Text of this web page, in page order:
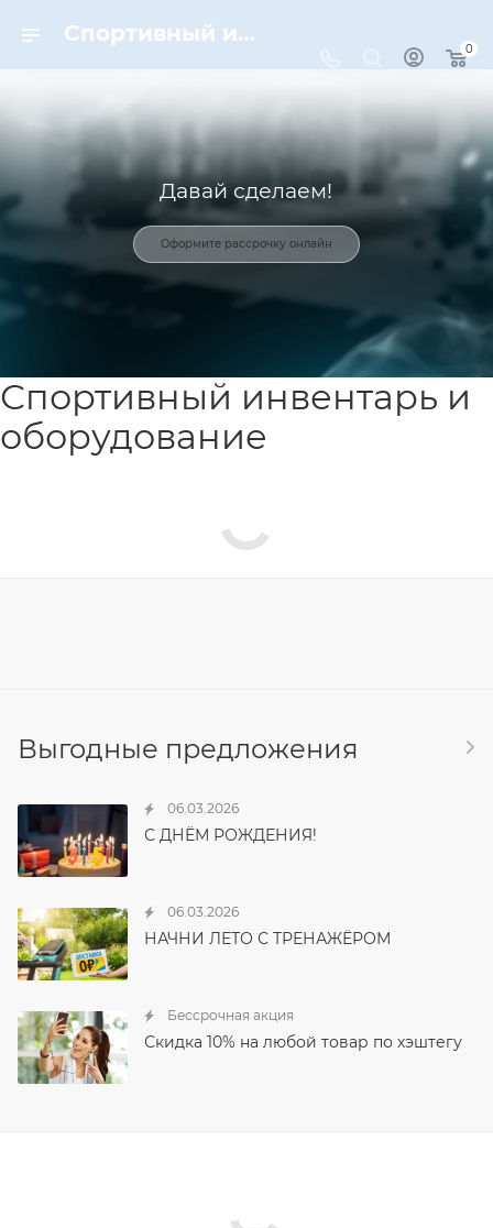
Спортивный инвентарь и оборудование для спорта в Москве | Dynamic-Sport
0
Давай сделаем!
Оформите рассрочку онлайн
Спортивный инвентарь и
оборудование
Выгодные предложения
06.03.2026
С ДНЁМ РОЖДЕНИЯ!
06.03.2026
НАЧНИ ЛЕТО С ТРЕНАЖЁРОМ
Бессрочная акция
Скидка 10% на любой товар по хэштегу